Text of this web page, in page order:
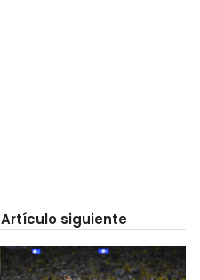
Artículo siguiente